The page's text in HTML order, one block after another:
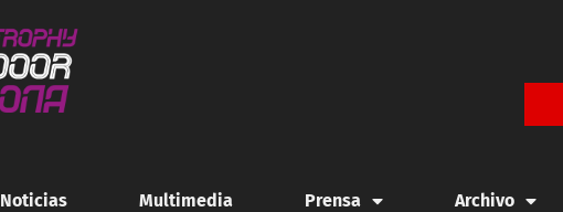
Noticias Multimedia Prensa Archivo